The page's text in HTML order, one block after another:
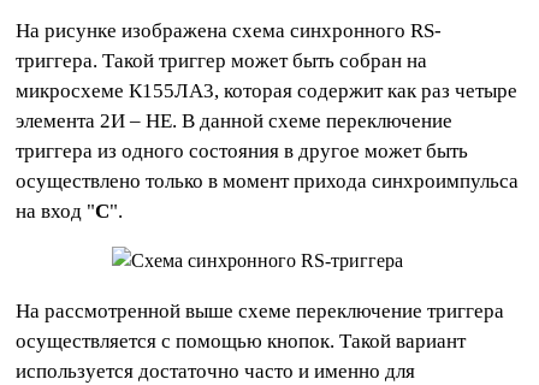
На рисунке изображена схема синхронного RS-
триггера. Такой триггер может быть собран на
микросхеме К155ЛА3, которая содержит как раз четыре
элемента 2И – НЕ. В данной схеме переключение
триггера из одного состояния в другое может быть
осуществлено только в момент прихода синхроимпульса
на вход "C".
На рассмотренной выше схеме переключение триггера
осуществляется с помощью кнопок. Такой вариант
используется достаточно часто и именно для